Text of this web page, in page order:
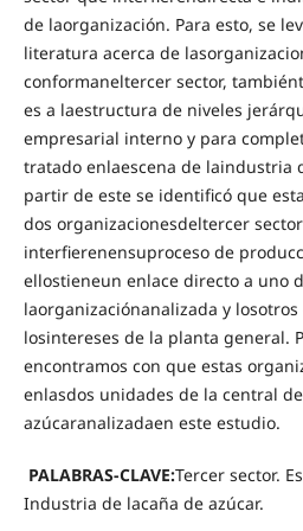
de laorganización. Para esto, se
literatura acerca de
conformaneltercer sector,
es a laestructura de niveles
empresarial interno y para
tratado enlaescena de laindustria
partir de este se identificó que
dos organizacionesdeltercer
interfierenensuproceso de
ellostieneun enlace directo a uno
laorganizaciónanalizada y
losintereses de la planta general.
encontramos con que estas
enlasdos unidades de la central
azúcaranalizadaen este estudio.
PALABRAS-CLAVE:Tercer sector.
Industria de lacaña de azúcar.